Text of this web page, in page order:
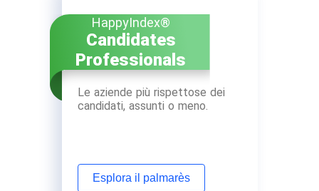
HappyIndex®
Candidates
Professionals
Le aziende più rispettose dei
candidati, assunti o meno.
Esplora il palmarès